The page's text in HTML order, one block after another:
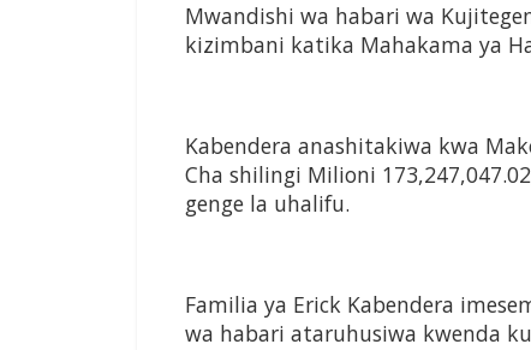
Mwandishi wa habari wa
kizimbani katika Mahakama ya
Kabendera anashitakiwa kwa
Cha shilingi Milioni
genge la uhalifu.
Familia ya Erick Kabendera
wa habari ataruhusiwa kwenda